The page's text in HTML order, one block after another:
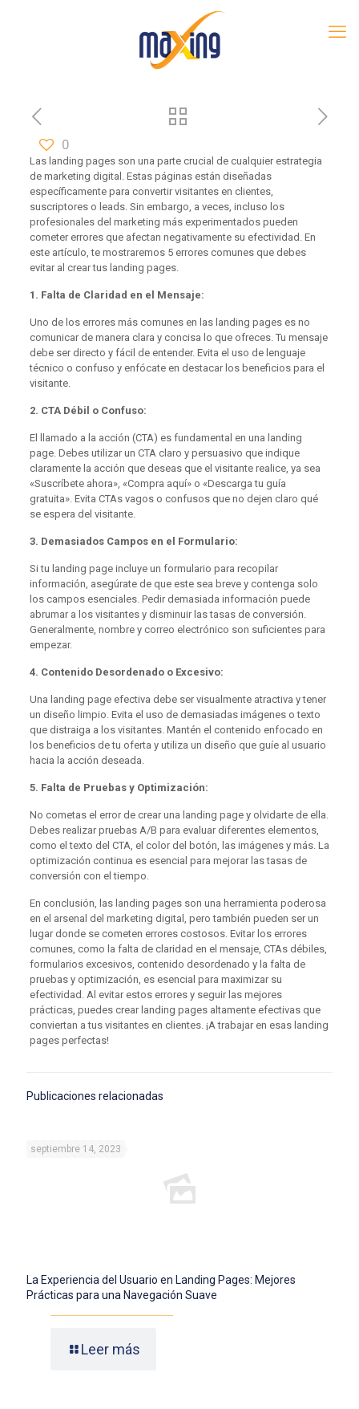
0
Las landing pages son una parte crucial de cualquier estrategia
de marketing digital. Estas páginas están diseñadas
específicamente para convertir visitantes en clientes,
suscriptores o leads. Sin embargo, a veces, incluso los
profesionales del marketing más experimentados pueden
cometer errores que afectan negativamente su efectividad. En
este artículo, te mostraremos 5 errores comunes que debes
evitar al crear tus landing pages.
1. Falta de Claridad en el Mensaje:
Uno de los errores más comunes en las landing pages es no
comunicar de manera clara y concisa lo que ofreces. Tu mensaje
debe ser directo y fácil de entender. Evita el uso de lenguaje
técnico o confuso y enfócate en destacar los beneficios para el
visitante.
2. CTA Débil o Confuso:
El llamado a la acción (CTA) es fundamental en una landing
page. Debes utilizar un CTA claro y persuasivo que indique
claramente la acción que deseas que el visitante realice, ya sea
«Suscríbete ahora», «Compra aquí» o «Descarga tu guía
gratuita». Evita CTAs vagos o confusos que no dejen claro qué
se espera del visitante.
3. Demasiados Campos en el Formulario:
Si tu landing page incluye un formulario para recopilar
información, asegúrate de que este sea breve y contenga solo
los campos esenciales. Pedir demasiada información puede
abrumar a los visitantes y disminuir las tasas de conversión.
Generalmente, nombre y correo electrónico son suficientes para
empezar.
4. Contenido Desordenado o Excesivo:
Una landing page efectiva debe ser visualmente atractiva y tener
un diseño limpio. Evita el uso de demasiadas imágenes o texto
que distraiga a los visitantes. Mantén el contenido enfocado en
los beneficios de tu oferta y utiliza un diseño que guíe al usuario
hacia la acción deseada.
5. Falta de Pruebas y Optimización:
No cometas el error de crear una landing page y olvidarte de ella.
Debes realizar pruebas A/B para evaluar diferentes elementos,
como el texto del CTA, el color del botón, las imágenes y más. La
optimización continua es esencial para mejorar las tasas de
conversión con el tiempo.
En conclusión, las landing pages son una herramienta poderosa
en el arsenal del marketing digital, pero también pueden ser un
lugar donde se cometen errores costosos. Evitar los errores
comunes, como la falta de claridad en el mensaje, CTAs débiles,
formularios excesivos, contenido desordenado y la falta de
pruebas y optimización, es esencial para maximizar su
efectividad. Al evitar estos errores y seguir las mejores
prácticas, puedes crear landing pages altamente efectivas que
conviertan a tus visitantes en clientes. ¡A trabajar en esas landing
pages perfectas!
Publicaciones relacionadas
septiembre 14, 2023
La Experiencia del Usuario en Landing Pages: Mejores
Prácticas para una Navegación Suave
Leer más